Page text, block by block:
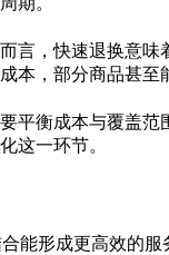
言，快速退换意
本，部分商品甚至
平衡成本与覆盖
这一环节。
能形成更高效的